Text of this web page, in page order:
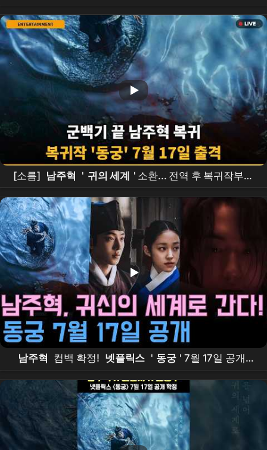
[소름] 남주혁 ' 귀의 세계 ' 소환... 전역 후 복귀작부터
'역대급
남주혁 컴백 확정! 넷플릭스 ' 동궁 ' 7월 17일 공개 –
조승우 · 노윤서 와 함께 귀신의 세계로